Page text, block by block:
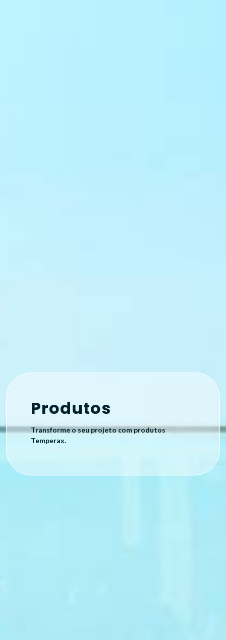
Produtos
Transforme o seu projeto com produtos
Temperax.